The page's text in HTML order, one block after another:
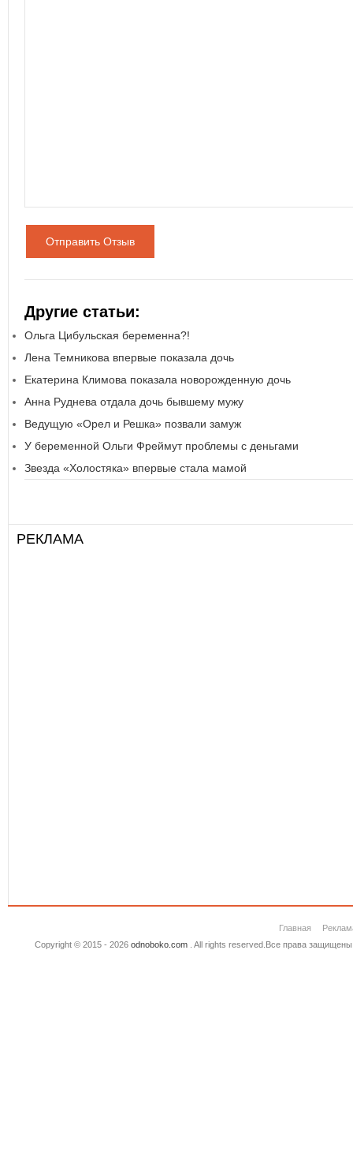
Отправить Отзыв
Другие статьи:
Ольга Цибульская беременна?!
Лена Темникова впервые показала дочь
Екатерина Климова показала новорожденную дочь
Анна Руднева отдала дочь бывшему мужу
Ведущую «Орел и Решка» позвали замуж
У беременной Ольги Фреймут проблемы с деньгами
Звезда «Холостяка» впервые стала мамой
РЕКЛАМА
Главная
Copyright © 2015 - 2026 odnoboko.com. All rights reserved.Все права защищены.